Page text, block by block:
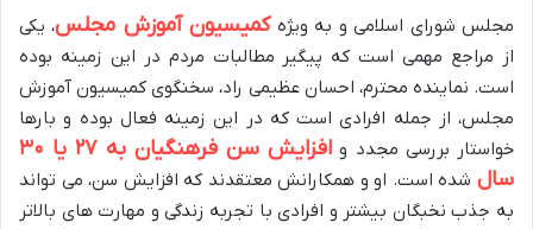
مجلس شورای اسلامی و به ویژهکمیسیون آموزش مجلس، یکی
از مراجع مهمی است که پیگیر مطالبات مردم در این زمینه بوده
است. نماینده محترم، احسان عظیمی راد، سخنگوی کمیسیون آموزش
مجلس، از جمله افرادی است که در این زمینه فعال بوده و بارها
خواستار بررسی مجدد و
افزایش سن فرهنگیان به ۲۷ یا ۳۰
سال شده است. او و همکارانش معتقدند که افزایش سن، می تواند
به جذب نخبگان بیشتر و افرادی با تجربه زندگی و مهارت های بالاتر